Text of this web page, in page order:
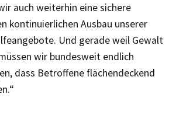
auch weiterhin eine sichere
kontinuierlichen Ausbau unserer
Und gerade weil Gewalt
wir bundesweit endlich
dass Betroffene flächendeckend